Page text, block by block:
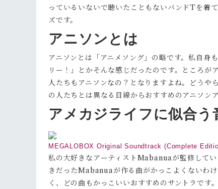
っているいないで聴いたこともないバンドTを着
ズです。
アニソンとは
アニソンとは「アニメソング」の略です。私自身
リー！」とかそんな感じだったのです。ところが
人たちもアニソンなの？となりますよね。どうや
の人たちとは異なる目線からおすすめのアニソン
アメカジライフに似合
MEGALOBOX Original Soundtrack (Complete
私の大好きなアーティストMabanuaが監修して
きだったMabanuaが作る曲がかっこよくないわ
く、どの曲もかっこいいおすすめのサントラです